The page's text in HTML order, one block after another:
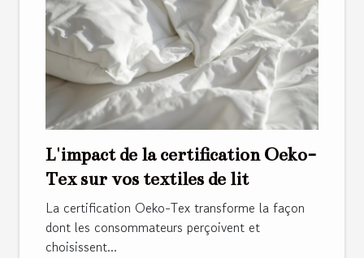
L'impact de la certification Oeko-
Tex sur vos textiles de lit
La certification Oeko-Tex transforme la façon
dont les consommateurs perçoivent et
choisissent...